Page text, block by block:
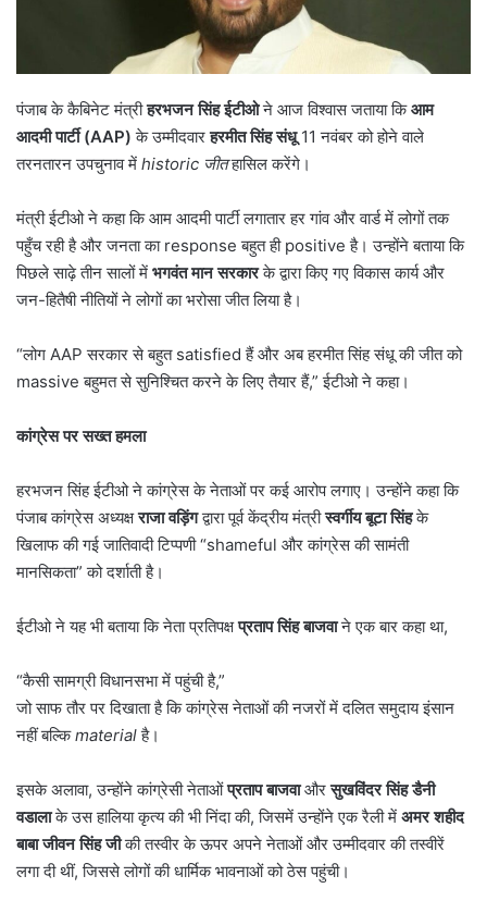
पंजाब के कैबिनेट मंत्रीहरभजन सिंह ईटीओने आज विश्वास जताया किआम
आदमी पार्टी (AAP) के उम्मीदवारहरमीत सिंह संधू11 नवंबर को होने वाले
तरनतारन उपचुनाव में historic जीतहासिल करेंगे।
मंत्री ईटीओ ने कहा कि आम आदमी पार्टी लगातार हर गांव और वार्ड में लोगों तक
पहुँच रही है और जनता का response बहुत ही positive है। उन्होंने बताया कि
पिछले साढ़े तीन सालों में भगवंत मान सरकारके द्वारा किए गए विकास कार्य और
जन-हितैषी नीतियों ने लोगों का भरोसा जीत लिया है।
“लोग AAP सरकार से बहुत satisfied हैं और अब हरमीत सिंह संधू की जीत को
massive बहुमत से सुनिश्चित करने के लिए तैयार हैं,” ईटीओ ने कहा।
कांग्रेस पर सख्त हमला
हरभजन सिंह ईटीओ ने कांग्रेस के नेताओं पर कई आरोप लगाए। उन्होंने कहा कि
पंजाब कांग्रेस अध्यक्षराजा वड़िंगद्वारा पूर्व केंद्रीय मंत्रीस्वर्गीय बूटा सिंहके
खिलाफ की गई जातिवादी टिप्पणी “shameful और कांग्रेस की सामंती
मानसिकता” को दर्शाती है।
ईटीओ ने यह भी बताया कि नेता प्रतिपक्षप्रताप सिंह बाजवाने एक बार कहा था,
“कैसी सामग्री विधानसभा में पहुंची है,”
जो साफ तौर पर दिखाता है कि कांग्रेस नेताओं की नजरों में दलित समुदाय इंसान
नहीं बल्किmaterialहै।
इसके अलावा, उन्होंने कांग्रेसी नेताओंप्रताप बाजवाऔरसुखविंदर सिंह डैनी
वडालाके उस हालिया कृत्य की भी निंदा की, जिसमें उन्होंने एक रैली में अमर शहीद
बाबा जीवन सिंह जीकी तस्वीर के ऊपर अपने नेताओं और उम्मीदवार की तस्वीरें
लगा दी थीं, जिससे लोगों की धार्मिक भावनाओं को ठेस पहुंची।